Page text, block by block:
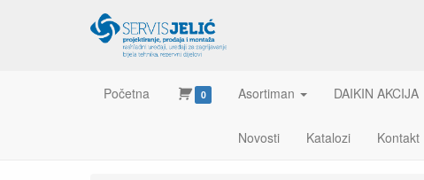
Početna 0 Asortiman DAIKIN AKCIJA
Novosti Katalozi Kontakt